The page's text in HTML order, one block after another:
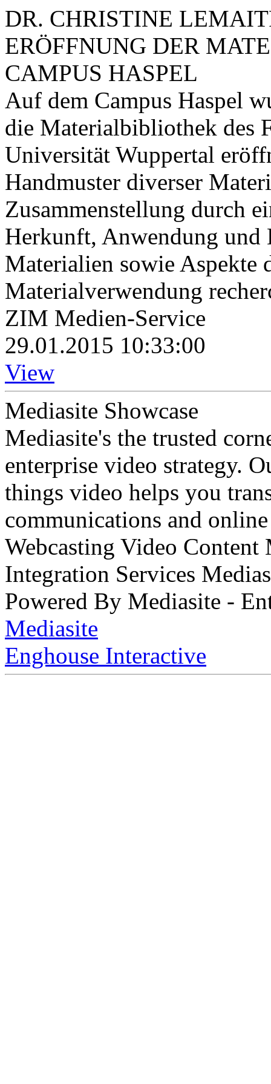
DR. CHRISTINE
ERÖFFNUNG DER
CAMPUS HASPEL
Auf dem Campus Haspel
die Materialbibliothek des
Universität Wuppertal
Handmuster diverser
Zusammenstellung durch
Herkunft, Anwendung und
Materialien sowie Aspekte
Materialverwendung
ZIM Medien-Service
29.01.2015 10:33:00
View
Mediasite Showcase
Mediasite's the trusted
enterprise video strategy.
things video helps you
communications and
Webcasting Video
Integration Services
Powered By Mediasite -
Mediasite
Enghouse Interactive